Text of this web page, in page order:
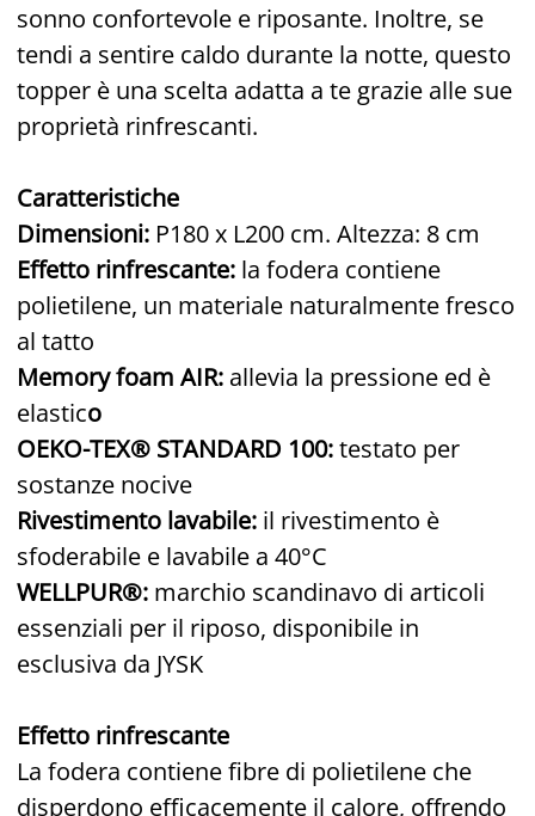
sonno confortevole e riposante. Inoltre, se
tendi a sentire caldo durante la notte, questo
topper è una scelta adatta a te grazie alle sue
proprietà rinfrescanti.
Caratteristiche
Dimensioni: P180 x L200 cm. Altezza: 8 cm
Effetto rinfrescante: la fodera contiene
polietilene, un materiale naturalmente fresco
al tatto
Memory foam AIR: allevia la pressione ed è
elastico
OEKO-TEX® STANDARD 100:testato per
sostanze nocive
Rivestimento lavabile: il rivestimento è
sfoderabile e lavabile a 40°C
WELLPUR®: marchio scandinavo di articoli
essenziali per il riposo, disponibile in
esclusiva da JYSK
Effetto rinfrescante
La fodera contiene fibre di polietilene che
disperdono efficacemente il calore, offrendo